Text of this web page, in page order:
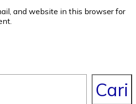
and website in this browser for
Cari